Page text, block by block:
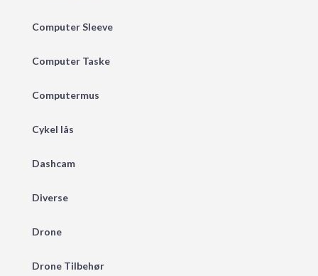
Computer Sleeve
Computer Taske
Computermus
Cykel lås
Dashcam
Diverse
Drone
Drone Tilbehør